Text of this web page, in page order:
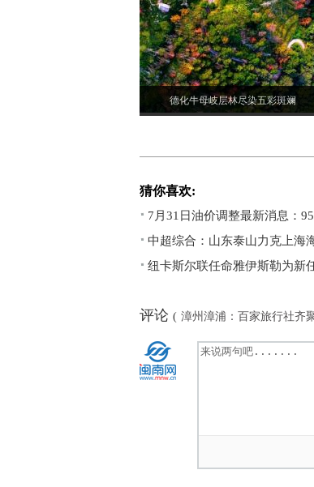
德化牛母岐层林尽染五彩斑斓
猜你喜欢:
7月31日油价调整最新消息：
中超综合：山东泰山力克上海
纽卡斯尔联任命雅伊斯勒为新
评论 ( 漳州漳浦：百家旅行社齐